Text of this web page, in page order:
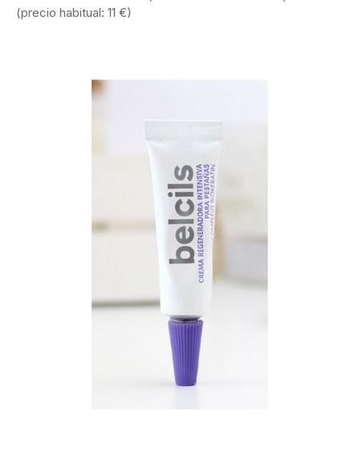
(precio habitual: 11 €)